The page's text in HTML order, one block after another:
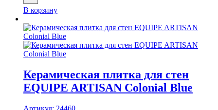
В корзину
Керамическая плитка для стен
EQUIPE ARTISAN Colonial Blue